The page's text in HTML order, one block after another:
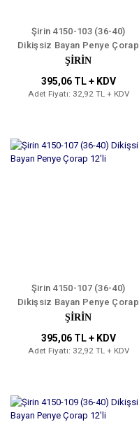
Şirin 4150-103 (36-40)
Dikişsiz Bayan Penye Çorap
12'li
ŞİRİN
395,06 TL + KDV
Adet Fiyatı: 32,92 TL + KDV
Şirin 4150-107 (36-40)
Dikişsiz Bayan Penye Çorap
12'li
ŞİRİN
395,06 TL + KDV
Adet Fiyatı: 32,92 TL + KDV